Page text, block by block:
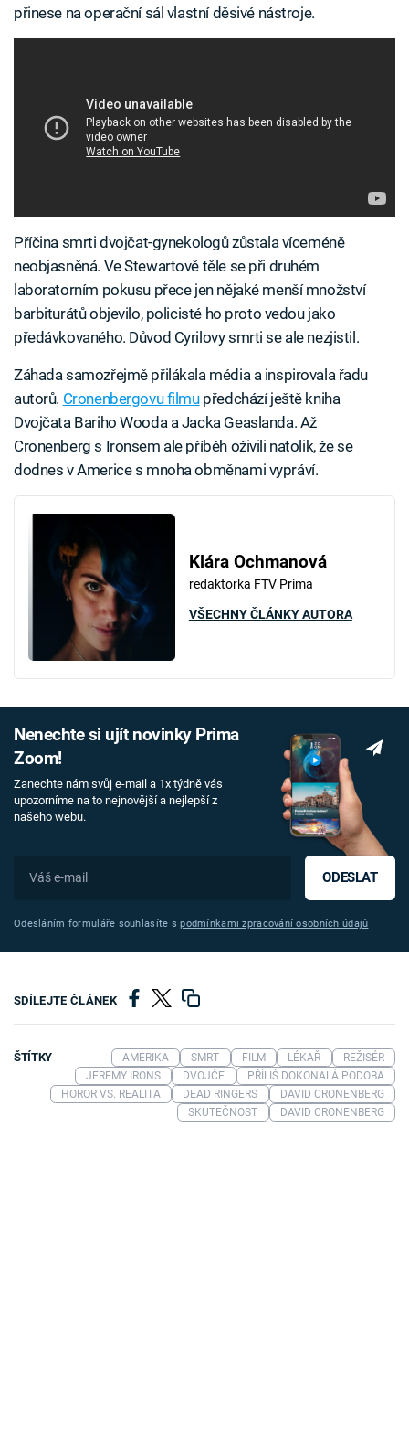
přinese na operační sál vlastní děsivé nástroje.
Příčina smrti dvojčat-gynekologů zůstala víceméně
neobjasněná. Ve Stewartově těle se při druhém
laboratorním pokusu přece jen nějaké menší množství
barbiturátů objevilo, policisté ho proto vedou jako
předávkovaného. Důvod Cyrilovy smrti se ale nezjistil.
Záhada samozřejmě přilákala média a inspirovala řadu
autorů. Cronenbergovu filmupředchází ještě kniha
Dvojčata Bariho Wooda a Jacka Geaslanda. Až
Cronenberg s Ironsem ale příběh oživili natolik, že se
dodnes v Americe s mnoha obměnami vypráví.
Klára Ochmanová
redaktorka FTV Prima
VŠECHNY ČLÁNKY AUTORA
Nenechte si ujít novinky Prima
Zoom!
Zanechte nám svůj e-mail a 1x týdně vás
upozorníme na to nejnovější a nejlepší z
našeho webu.
ODESLAT
Odesláním formuláře souhlasíte spodmínkami zpracování osobních údajů
SDÍLEJTE ČLÁNEK
ŠTÍTKY AMERIKA SMRT FILM LÉKAŘ
REŽISÉR
JEREMY IRONS
DVOJČE
PŘÍLIŠ DOKONALÁ PODOBA
HOROR VS. REALITA
DEAD RINGERS
DAVID CRONENBERG
SKUTEČNOST
DAVID CRONENBERG